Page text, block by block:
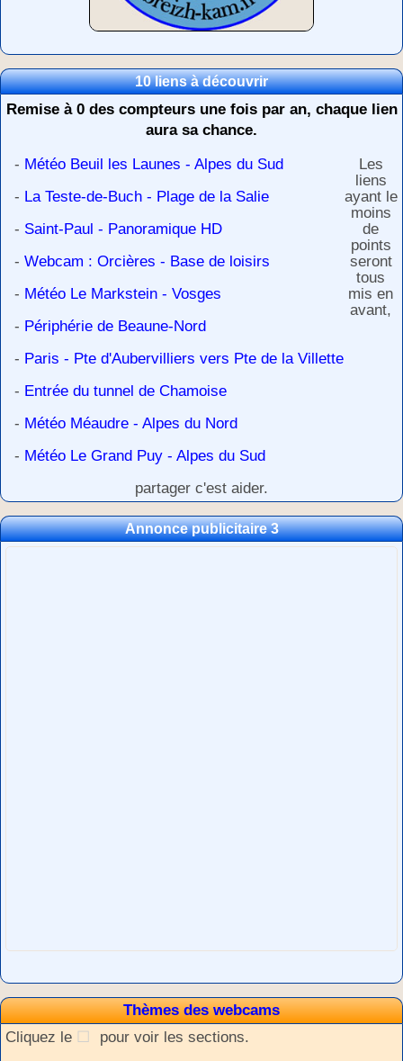
10 liens à découvrir
Remise à 0 des compteurs une fois par an, chaque lien
aura sa chance.
- Météo Beuil les Launes - Alpes du Sud
- La Teste-de-Buch - Plage de la Salie
- Saint-Paul - Panoramique HD
- Webcam : Orcières - Base de loisirs
- Météo Le Markstein - Vosges
- Périphérie de Beaune-Nord
- Paris - Pte d'Aubervilliers vers Pte de la Villette
- Entrée du tunnel de Chamoise
- Météo Méaudre - Alpes du Nord
- Météo Le Grand Puy - Alpes du Sud
Les
liens
ayant le
moins
de
points
seront
tous
mis en
avant,
partager c'est aider.
Annonce publicitaire 3
Thèmes des webcams
Cliquez le
pour voir les sections.